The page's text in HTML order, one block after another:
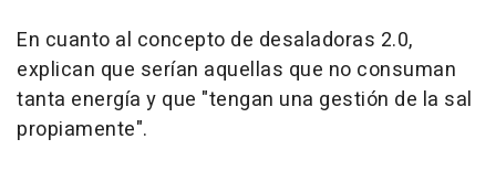
En cuanto al concepto de desaladoras 2.0,
explican que serían aquellas que no consuman
tanta energía y que "tengan una gestión de la sal
propiamente".